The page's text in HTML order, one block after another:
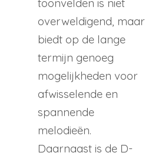
overweldigend, maar
biedt op de lange
termijn genoeg
mogelijkheden voor
afwisselende en
spannende
melodieën.
Daarnaast is de D-